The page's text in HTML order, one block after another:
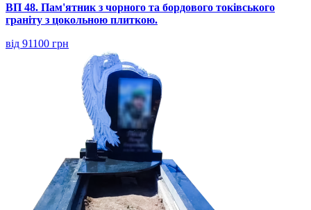
ВП 48. Пам'ятник з чорного та бордового токівського
граніту з цокольною плиткою.
від 91100 грн